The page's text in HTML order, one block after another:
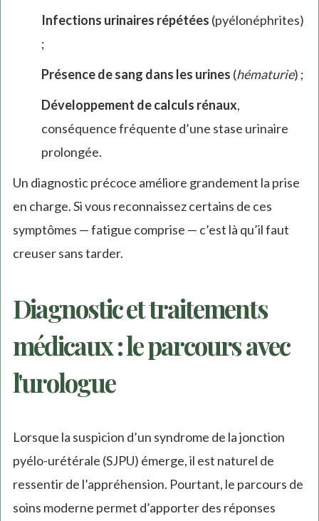
Infections urinaires répétées (pyélonéphrites)
;
Présence de sang dans les urines (hématurie) ;
Développement de calculs rénaux,
conséquence fréquente d’une stase urinaire
prolongée.
Un diagnostic précoce améliore grandement la prise
en charge. Si vous reconnaissez certains de ces
symptômes — fatigue comprise — c’est là qu’il faut
creuser sans tarder.
Diagnostic et traitements
médicaux : le parcours avec
l'urologue
Lorsque la suspicion d’un syndrome de la jonction
pyélo-urétérale (SJPU) émerge, il est naturel de
ressentir de l’appréhension. Pourtant, le parcours de
soins moderne permet d’apporter des réponses